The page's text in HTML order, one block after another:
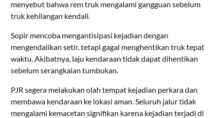
menyebut bahwa rem truk mengalami gangguan sebelum
truk kehilangan kendali.
Sopir mencoba mengantisipasi kejadian dengan
mengendalikan setir, tetapi gagal menghentikan truk tepat
waktu. Akibatnya, laju kendaraan tidak dapat dihentikan
sebelum serangkaian tumbukan.
PJR segera melakukan olah tempat kejadian perkara dan
membawa kendaraan ke lokasi aman. Seluruh jalur tidak
mengalami kemacetan signifikan karena kejadian terjadi di